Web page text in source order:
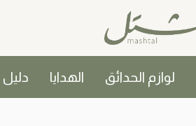
لوازم الحدائق الهدايا دليل